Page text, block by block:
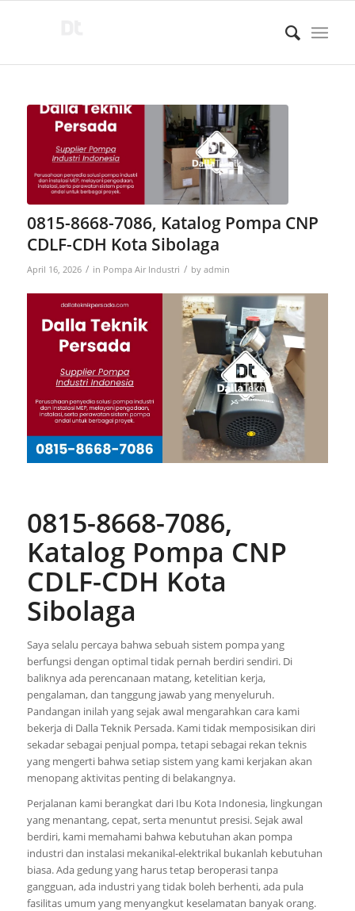
0815-8668-7086, Katalog Pompa CNP
CDLF-CDH Kota Sibolaga
April 16, 2026 / in Pompa Air Industri / by admin
0815-8668-7086,
Katalog Pompa CNP
CDLF-CDH Kota
Sibolaga
Saya selalu percaya bahwa sebuah sistem pompa yang
berfungsi dengan optimal tidak pernah berdiri sendiri. Di
baliknya ada perencanaan matang, ketelitian kerja,
pengalaman, dan tanggung jawab yang menyeluruh.
Pandangan inilah yang sejak awal mengarahkan cara kami
bekerja di Dalla Teknik Persada. Kami tidak memposisikan diri
sekadar sebagai penjual pompa, tetapi sebagai rekan teknis
yang mengerti bahwa setiap sistem yang kami kerjakan akan
menopang aktivitas penting di belakangnya.
Perjalanan kami berangkat dari Ibu Kota Indonesia, lingkungan
yang menantang, cepat, serta menuntut presisi. Sejak awal
berdiri, kami memahami bahwa kebutuhan akan pompa
industri dan instalasi mekanikal-elektrikal bukanlah kebutuhan
biasa. Ada gedung yang harus tetap beroperasi tanpa
gangguan, ada industri yang tidak boleh berhenti, ada pula
fasilitas umum yang menyangkut keselamatan banyak orang.